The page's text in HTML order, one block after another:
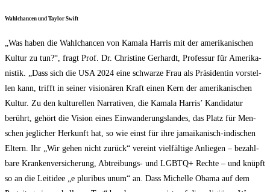
Wahl­chan­cen und Tay­lor Swift
„Was haben die Wahl­chan­cen von Kama­la Har­ris mit der ame­ri­ka­ni­schen
Kul­tur zu tun?“, fragt Prof. Dr. Chris­ti­ne Ger­hardt, Pro­fes­sur für Ame­ri­ka­
nis­tik. „Dass sich die USA 2024 eine schwar­ze Frau als Prä­si­den­tin vor­stel­
len kann, trifft in sei­ner visio­nä­ren Kraft einen Kern der ame­ri­ka­ni­schen
Kul­tur. Zu den kul­tu­rel­len Nar­ra­ti­ven, die Kama­la Har­ris’ Kan­di­da­tur
berührt, gehört die Visi­on eines Ein­wan­de­rungs­lan­des, das Platz für Men­
schen jeg­li­cher Her­kunft hat, so wie einst für ihre jamai­ka­nisch-indi­schen
Eltern. Ihr „Wir gehen nicht zurück“ ver­eint viel­fäl­ti­ge Anlie­gen – bezahl­
ba­re Kran­ken­ver­si­che­rung, Abtrei­bungs- und LGBTQ+ Rech­te – und knüpft
so an die Leit­idee „e plu­ri­bus unum“ an. Dass Michel­le Oba­ma auf dem